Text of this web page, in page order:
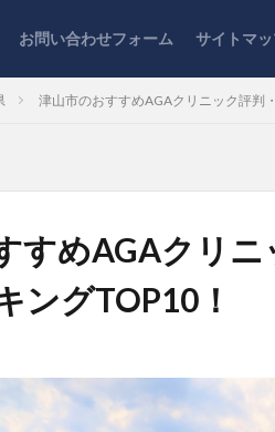
お問い合わせフォーム サイトマ
津山市のおすすめAGAクリニック評判
すめAGAクリ
ングTOP10！